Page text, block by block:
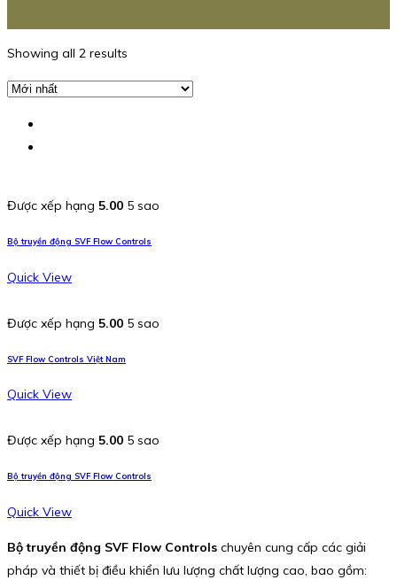
Showing all 2 results
Được xếp hạng 5.00 5 sao
Bộ truyền động SVF Flow Controls
Quick View
Được xếp hạng 5.00 5 sao
SVF Flow Controls Việt Nam
Quick View
Được xếp hạng 5.00 5 sao
Bộ truyền động SVF Flow Controls
Quick View
Bộ truyền động SVF Flow Controls chuyên cung cấp các giải
pháp và thiết bị điều khiển lưu lượng chất lượng cao, bao gồm: